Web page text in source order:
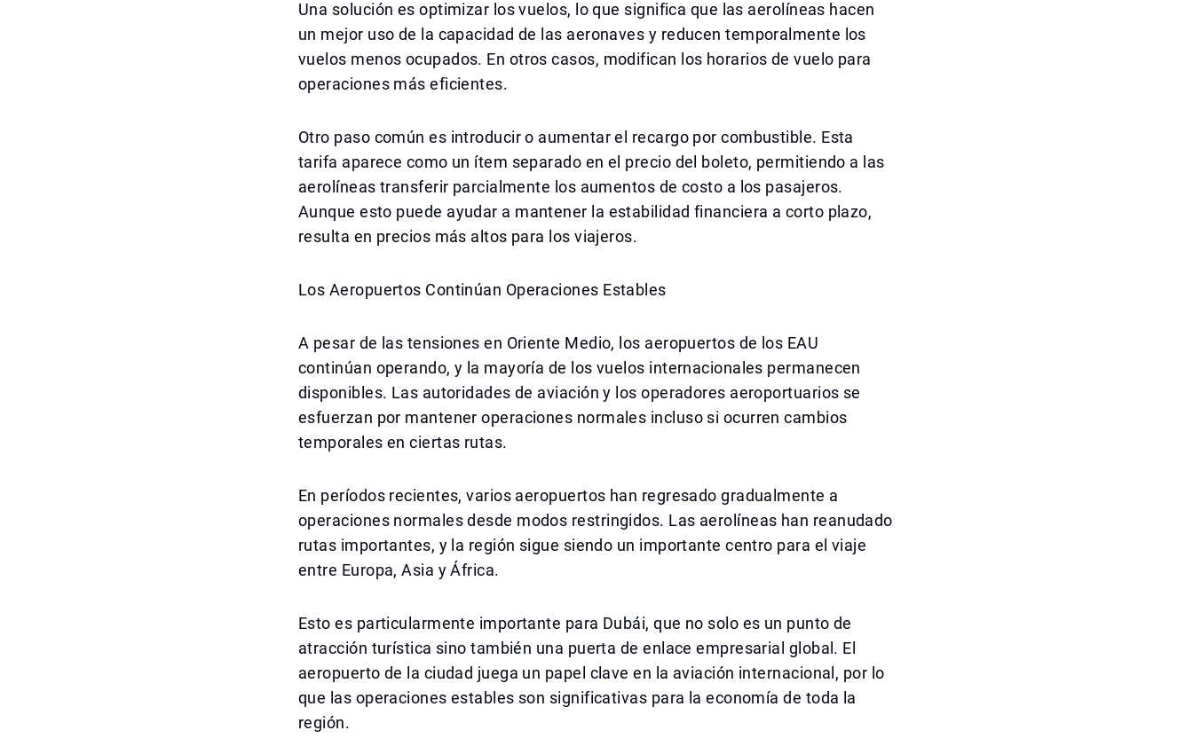
Una solución es optimizar los vuelos, lo que significa que las aerolíneas hacen
un mejor uso de la capacidad de las aeronaves y reducen temporalmente los
vuelos menos ocupados. En otros casos, modifican los horarios de vuelo para
operaciones más eficientes.
Otro paso común es introducir o aumentar el recargo por combustible. Esta
tarifa aparece como un ítem separado en el precio del boleto, permitiendo a las
aerolíneas transferir parcialmente los aumentos de costo a los pasajeros.
Aunque esto puede ayudar a mantener la estabilidad financiera a corto plazo,
resulta en precios más altos para los viajeros.
Los Aeropuertos Continúan Operaciones Estables
A pesar de las tensiones en Oriente Medio, los aeropuertos de los EAU
continúan operando, y la mayoría de los vuelos internacionales permanecen
disponibles. Las autoridades de aviación y los operadores aeroportuarios se
esfuerzan por mantener operaciones normales incluso si ocurren cambios
temporales en ciertas rutas.
En períodos recientes, varios aeropuertos han regresado gradualmente a
operaciones normales desde modos restringidos. Las aerolíneas han reanudado
rutas importantes, y la región sigue siendo un importante centro para el viaje
entre Europa, Asia y África.
Esto es particularmente importante para Dubái, que no solo es un punto de
atracción turística sino también una puerta de enlace empresarial global. El
aeropuerto de la ciudad juega un papel clave en la aviación internacional, por lo
que las operaciones estables son significativas para la economía de toda la
región.